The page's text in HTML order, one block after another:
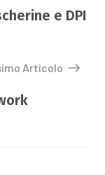
e DPI
Articolo